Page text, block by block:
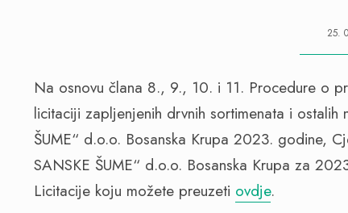
25.
Na osnovu člana 8., 9., 10. i 11. Procedure o
licitaciji zapljenjenih drvnih sortimenata i ostalih
ŠUME“ d.o.o. Bosanska Krupa 2023. godine,
SANSKE ŠUME“ d.o.o. Bosanska Krupa za
Licitacije koju možete preuzeti ovdje.